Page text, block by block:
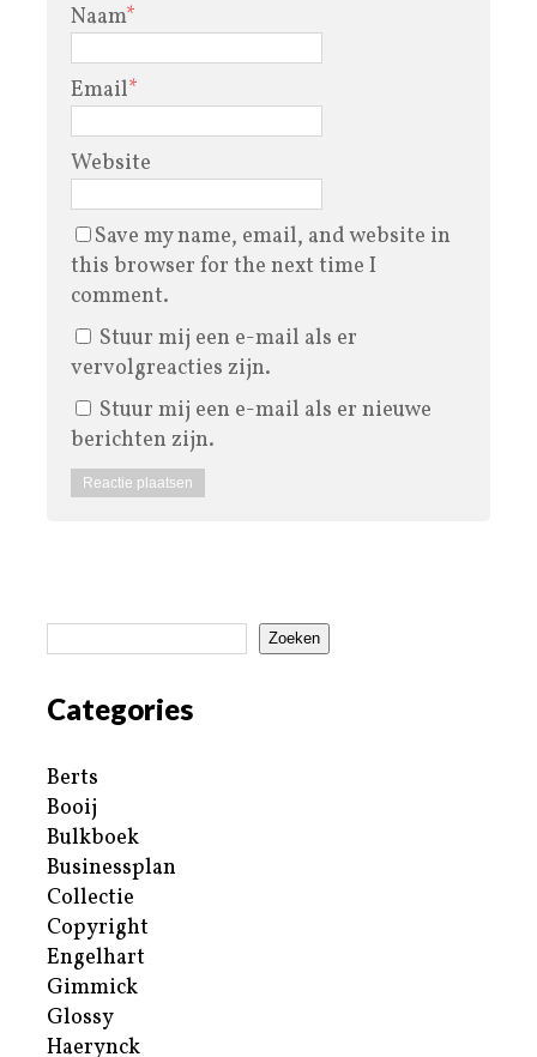
Naam*
Email*
Website
Save my name, email, and website in
this browser for the next time I
comment.
Stuur mij een e-mail als er
vervolgreacties zijn.
Stuur mij een e-mail als er nieuwe
berichten zijn.
Zoeken
Categories
Berts
Booij
Bulkboek
Businessplan
Collectie
Copyright
Engelhart
Gimmick
Glossy
Haerynck